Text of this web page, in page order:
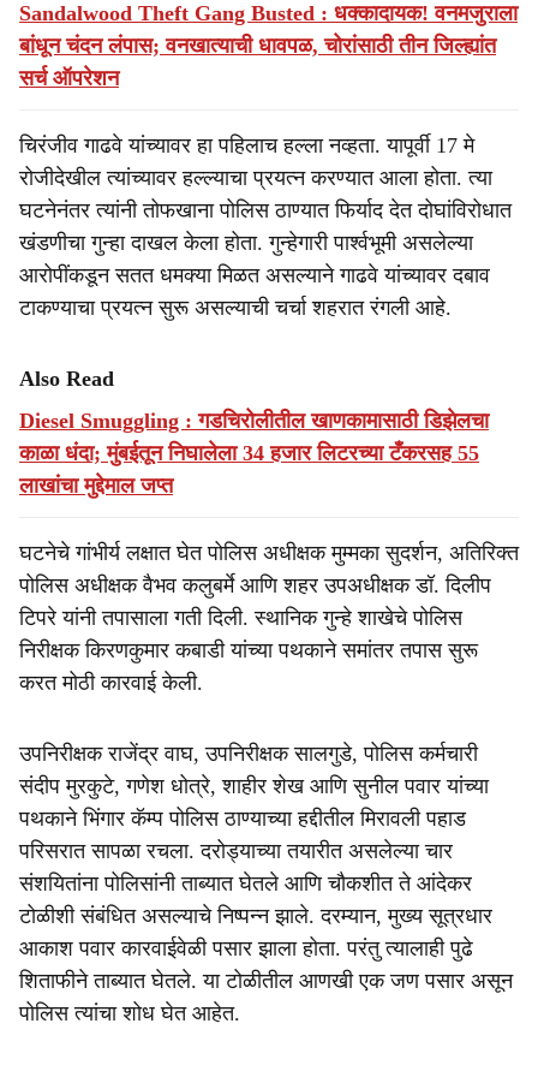
Sandalwood Theft Gang Busted : धक्कादायक! वनमजुराला
बांधून चंदन लंपास; वनखात्याची धावपळ, चोरांसाठी तीन जिल्ह्यांत
सर्च ऑपरेशन
चिरंजीव गाढवे यांच्यावर हा पहिलाच हल्ला नव्हता. यापूर्वी 17 मे
रोजीदेखील त्यांच्यावर हल्ल्याचा प्रयत्न करण्यात आला होता. त्या
घटनेनंतर त्यांनी तोफखाना पोलिस ठाण्यात फिर्याद देत दोघांविरोधात
खंडणीचा गुन्हा दाखल केला होता. गुन्हेगारी पार्श्वभूमी असलेल्या
आरोपींकडून सतत धमक्या मिळत असल्याने गाढवे यांच्यावर दबाव
टाकण्याचा प्रयत्न सुरू असल्याची चर्चा शहरात रंगली आहे.
Also Read
Diesel Smuggling : गडचिरोलीतील खाणकामासाठी डिझेलचा
काळा धंदा; मुंबईतून निघालेला 34 हजार लिटरच्या टँकरसह 55
लाखांचा मुद्देमाल जप्त
घटनेचे गांभीर्य लक्षात घेत पोलिस अधीक्षक मुम्मका सुदर्शन, अतिरिक्त
पोलिस अधीक्षक वैभव कलुबर्मे आणि शहर उपअधीक्षक डॉ. दिलीप
टिपरे यांनी तपासाला गती दिली. स्थानिक गुन्हे शाखेचे पोलिस
निरीक्षक किरणकुमार कबाडी यांच्या पथकाने समांतर तपास सुरू
करत मोठी कारवाई केली.
उपनिरीक्षक राजेंद्र वाघ, उपनिरीक्षक सालगुडे, पोलिस कर्मचारी
संदीप मुरकुटे, गणेश धोत्रे, शाहीर शेख आणि सुनील पवार यांच्या
पथकाने भिंगार कॅम्प पोलिस ठाण्याच्या हद्दीतील मिरावली पहाड
परिसरात सापळा रचला. दरोड्याच्या तयारीत असलेल्या चार
संशयितांना पोलिसांनी ताब्यात घेतले आणि चौकशीत ते आंदेकर
टोळीशी संबंधित असल्याचे निष्पन्न झाले. दरम्यान, मुख्य सूत्रधार
आकाश पवार कारवाईवेळी पसार झाला होता. परंतु त्यालाही पुढे
शिताफीने ताब्यात घेतले. या टोळीतील आणखी एक जण पसार असून
पोलिस त्यांचा शोध घेत आहेत.